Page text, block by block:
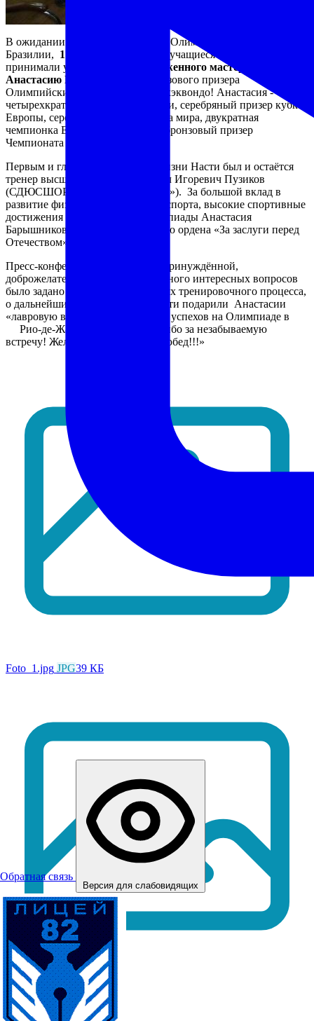
Обратная связь
Версия для слабовидящих
В ожидании предстоящих летних Олимпийских игр в
Бразилии, 17 февраля 2016 года
учащиеся Лицея № 82
принимали у себя в гостях
Заслуженного мастера спорта
Анастасию Барышникову
, бронзового призера
Олимпийских игр 2012 года по тхэквондо! Анастасия -
четырехкратная чемпионка России, серебряный призер кубка
Европы, серебряный призер Кубка мира, двукратная
чемпионка Европы, двукратный бронзовый призер
Чемпионата мира.
Первым и главным тренером в жизни Насти был и остаётся
тренер высшей категории Михаил Игоревич Пузиков
(СДЮСШОР «Юность — МЕТАР»). За большой вклад в
развитие физической культуры и спорта, высокие спортивные
достижения на Играх XXX Олимпиады Анастасия
Барышникова награждена медалью ордена «За заслуги перед
Отечеством» II степени.
Пресс-конференция прошла в непринуждённой,
доброжелательной обстановке. Много интересных вопросов
было задано ребятами о трудностях тренировочного процесса,
о дальнейших планах, о семье. Дети подарили Анастасии
«лавровую ветвь» с пожеланиями успехов на Олимпиаде в
Рио-де-Жанейро. «Настя, спасибо за незабываемую
встречу! Желаем удачи и новых побед!!!»
Foto_1.jpg JPG39 КБ
Foto_2.JPG JPG80 КБ